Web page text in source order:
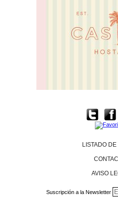
LISTADO
AVISO
Suscripción a la Newsletter